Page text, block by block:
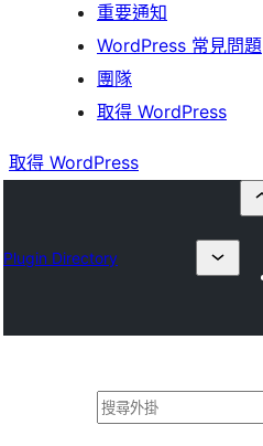
重要通知
WordPress 常見問題
團隊
取得 WordPress
取得 WordPress
Plugin Directory
搜